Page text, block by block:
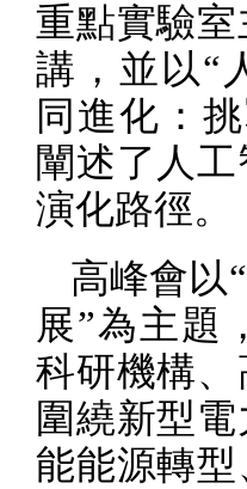
重點實驗
講，並以“
同進化：
闡述了人
演化路徑。
高峰會以
展”為主題
科研機構
圍繞新型
能能源轉